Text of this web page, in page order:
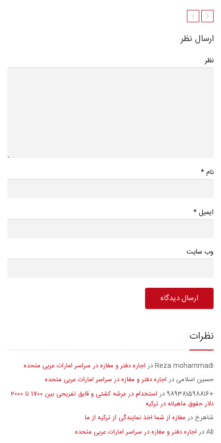
ارسال نظر
نظر
نام*
ایمیل*
وب سایت
نظرات
Reza mohammadiدر اجاره دفتر و مغازه در سراسر امارات عربی متحده
حسین اسلامی در اجاره دفتر و مغازه در سراسر امارات عربی متحده
+989381598816
در
استخدام در عرشه کشتی و قایق تفریحی بین 1700 تا 2000
دلار حقوق ماهیانه در ترکیه
شاهرخ در مغازه از شما اخذ نمایندگی از ترکیه از ما
Aliدر اجاره دفتر و مغازه در سراسر امارات عربی متحده